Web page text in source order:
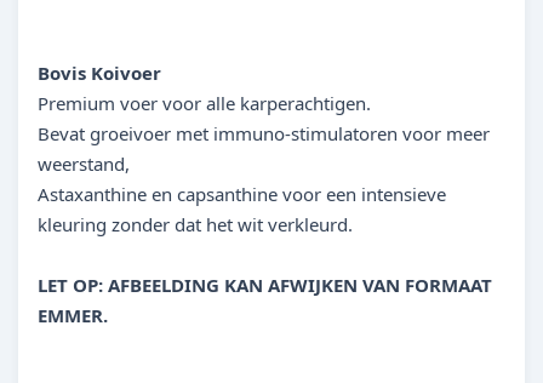
Bovis Koivoer
Premium voer voor alle karperachtigen.
Bevat groeivoer met immuno-stimulatoren voor meer
weerstand,
Astaxanthine en capsanthine voor een intensieve
kleuring zonder dat het wit verkleurd.
LET OP: AFBEELDING KAN AFWIJKEN VAN FORMAAT
EMMER.